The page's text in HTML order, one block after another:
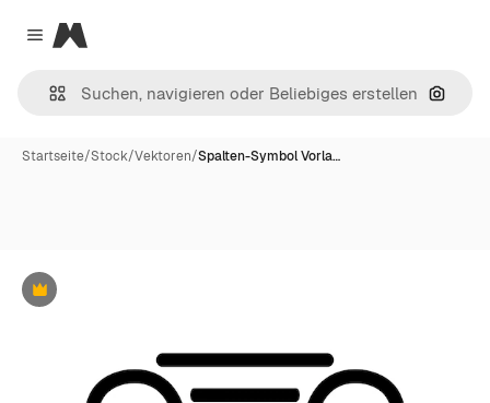
Close menu
Magnific
Nach
Startseite/Stock/Vektoren/Spalten-Symbol Vorla…
Premium